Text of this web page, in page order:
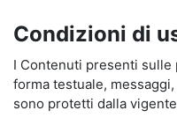
Condizioni di
I Contenuti presenti
forma testuale,
sono protetti dalla